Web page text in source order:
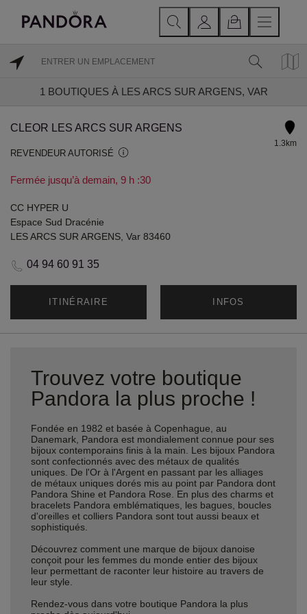
1 BOUTIQUES À LES ARCS SUR ARGENS, VAR
CLEOR LES ARCS SUR ARGENS
REVENDEUR AUTORISÉ
Fermée jusqu’à demain, 9 h :30
1.3km
CC HYPER U
Espace Sud Dracénie
LES ARCS SUR ARGENS, Var 83460
04 94 60 91 35
ITINÉRAIRE INFOS
Trouvez votre boutique
Pandora la plus proche !
Fondée en 1982 et basée à Copenhague, au
Danemark, Pandora est mondialement connue pour ses
bijoux contemporains finis à la main. Les bijoux Pandora
sont confectionnés avec des métaux de qualités
uniques. De l'Or à l'Argent en passant par les alliages
de métaux uniques dorés mis au point par Pandora dont
Pandora Shine et Pandora Rose. En plus des charms et
bracelets Pandora emblématiques, les bagues, boucles
d'oreilles et colliers Pandora sont tout aussi beaux et
sophistiqués.
Découvrez comment une marque de bijoux danoise
conçoit pour les femmes du monde entier des bijoux
leur permettant de raconter leur histoire au travers de
leur style.
Rendez-vous dans votre boutique Pandora la plus